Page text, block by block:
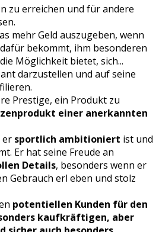
zu erreichen und für andere
mehr Geld auszugeben, wenn
bekommt, ihm besonderen
Möglichkeit bietet, sich...
darzustellen und auf seine
Prestige, ein Produkt zu
einer anerkannten
er sportlich ambitioniert ist und
Er hat seine Freude an
Details, besonders wenn er
Gebrauch erl eben und stolz
potentiellen Kunden für den
kaufkräftigen, aber